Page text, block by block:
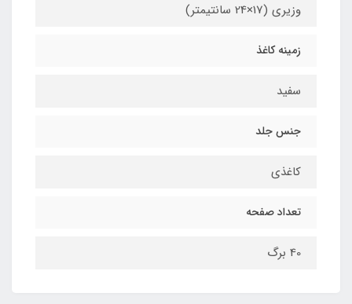
وزیری (17×24 سانتیمتر)
زمینه کاغذ
سفید
جنس جلد
کاغذی
تعداد صفحه
40 برگ